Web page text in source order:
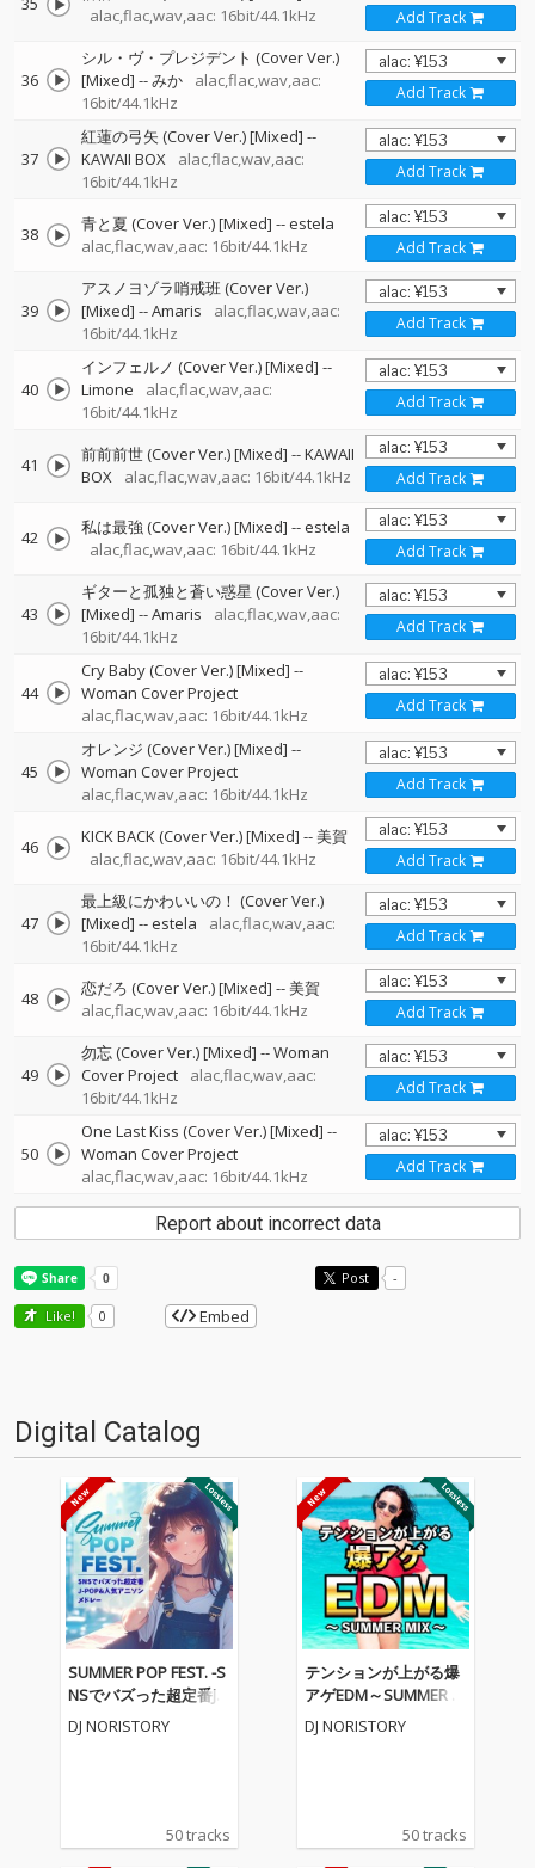
alac,flac,wav,aac: 16bit/44.1kHz
Add Track
36
シル・ヴ・プレジデント (Cover Ver.)
[Mixed] --みか
alac,flac,wav,aac:
16bit/44.1kHz
Add Track
37
紅蓮の弓矢 (Cover Ver.) [Mixed] --
KAWAII BOX
alac,flac,wav,aac:
16bit/44.1kHz
Add Track
38 青と夏 (Cover Ver.) [Mixed] --estela
alac,flac,wav,aac: 16bit/44.1kHz
Add Track
39
アスノヨゾラ哨戒班 (Cover Ver.)
[Mixed] --Amaris
alac,flac,wav,aac:
16bit/44.1kHz
Add Track
40
インフェルノ (Cover Ver.) [Mixed] --
Limone
alac,flac,wav,aac:
16bit/44.1kHz
Add Track
41 前前前世 (Cover Ver.) [Mixed] --KAWAII
BOX
alac,flac,wav,aac: 16bit/44.1kHz Add Track
42 私は最強 (Cover Ver.) [Mixed] --estela
alac,flac,wav,aac: 16bit/44.1kHz
Add Track
43
ギターと孤独と蒼い惑星 (Cover Ver.)
[Mixed] --Amaris
alac,flac,wav,aac:
16bit/44.1kHz
Add Track
44
Cry Baby (Cover Ver.) [Mixed] --
Woman Cover Project
alac,flac,wav,aac: 16bit/44.1kHz
Add Track
45
オレンジ (Cover Ver.) [Mixed] --
Woman Cover Project
alac,flac,wav,aac: 16bit/44.1kHz
Add Track
46 KICK BACK (Cover Ver.) [Mixed] --美賀
alac,flac,wav,aac: 16bit/44.1kHz
Add Track
47
最上級にかわいいの！ (Cover Ver.)
[Mixed] --estela
alac,flac,wav,aac:
16bit/44.1kHz
Add Track
48 恋だろ (Cover Ver.) [Mixed] --美賀
alac,flac,wav,aac: 16bit/44.1kHz
Add Track
49
勿忘 (Cover Ver.) [Mixed] --Woman
Cover Project
alac,flac,wav,aac:
16bit/44.1kHz
Add Track
50
One Last Kiss (Cover Ver.) [Mixed] --
Woman Cover Project
alac,flac,wav,aac: 16bit/44.1kHz
Add Track
Report about incorrect data
Post -
Like! 0 Embed
Digital Catalog
SUMMER POP FEST. -S
NSでバズった超定番J-P
OP&人気アニソンメド
レー- (DJ MIX)
DJ NORISTORY
50 tracks
テンションが上がる爆
アゲEDM～SUMMER M
IX～ (DJ MIX)
DJ NORISTORY
50 tracks